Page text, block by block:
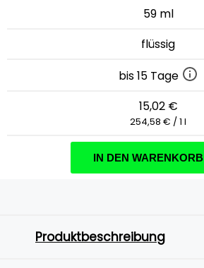
59 ml
flüssig
bis 15 Tage
15,02 €
254,58 € / 1 l
IN DEN WARENKORB
Produktbeschreibung